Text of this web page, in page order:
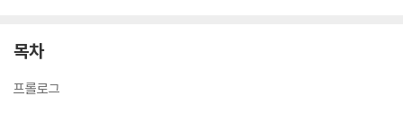
목차
프롤로그